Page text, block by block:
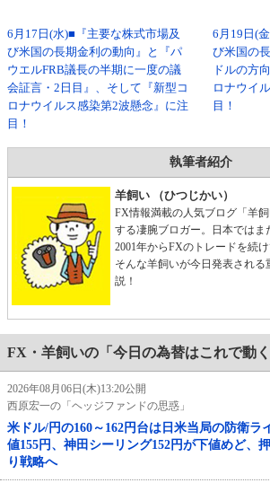
6月17日(水)■『主要な株式市場及
び米国の長期金利の動向』と『パ
ウエルFRB議長の半期に一度の議
会証言・2日目』、そして『新型コ
ロナウイルス感染第2波懸念』に注
目！
6月19日(
び米国の
ドルの方
ロナウイ
目！
執筆者紹介
羊飼い （ひつじかい）
FX情報満載の人気ブログ「羊
する凄腕ブロガー。日本ではま
2001年からFXのトレードを続
そんな羊飼いが今日発表され
説！
FX・羊飼いの「今日の為替はこれで動
2026年08月06日(木)13:20公開
西原宏一の「ヘッジファンドの思惑」
米ドル/円の160～162円台は日米当局の防衛ラ
値155円、神田シーリング152円が下値めど、
り戦略へ